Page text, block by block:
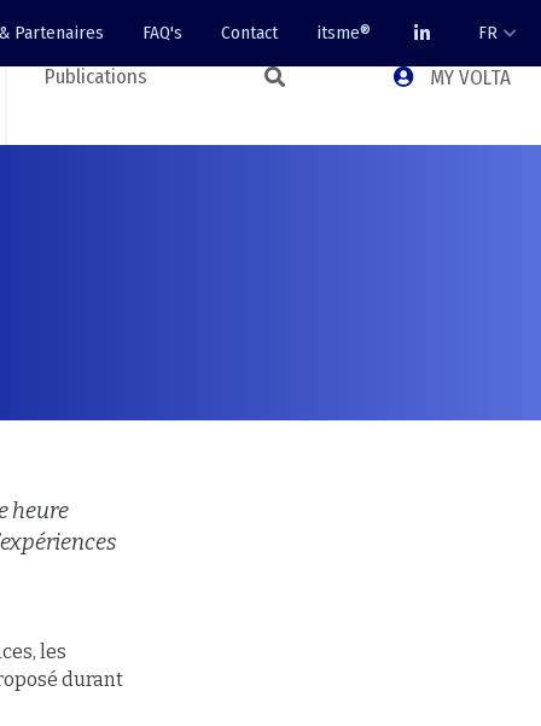
Partenaires FAQ's Contact itsme® FR
Publications MY VOLTA
heure
les
durant